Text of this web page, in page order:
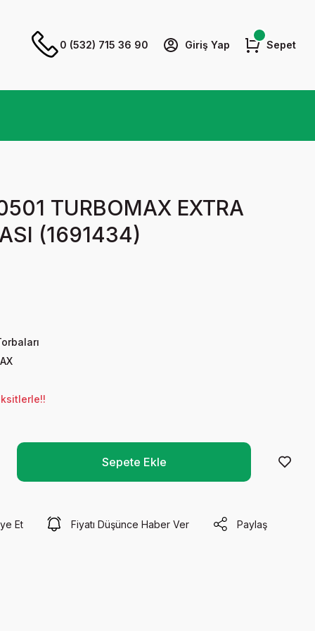
0 (532) 715 36 90 Giriş Yap Sepet
TURBOMAX EXTRA
(1691434)
Sepete Ekle
Et Fiyatı Düşünce Haber Ver Paylaş